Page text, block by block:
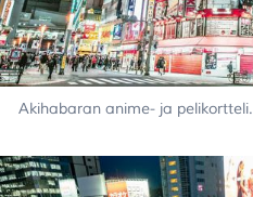
Akihabaran anime- ja pelikortteli.